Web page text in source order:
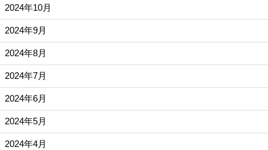
2024年10月
2024年9月
2024年8月
2024年7月
2024年6月
2024年5月
2024年4月